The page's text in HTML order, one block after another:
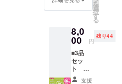
リー
ム
本 通
常
6,500
円
→
5,500円
を
選
択
す
る
8,0
00 円
残り44
■3品
セッ
ト
20%OF
支援